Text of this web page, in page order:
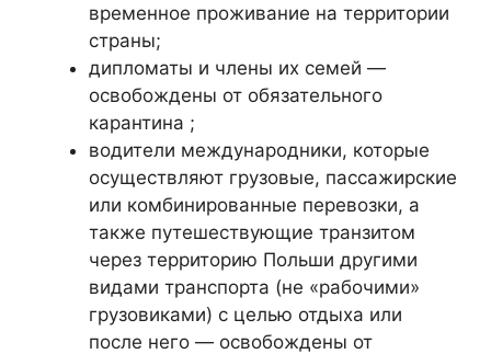
временное проживание на территории
страны;
дипломаты и члены их семей —
освобождены от обязательного
карантина ;
водители международники, которые
осуществляют грузовые, пассажирские
или комбинированные перевозки, а
также путешествующие транзитом
через территорию Польши другими
видами транспорта (не «рабочими»
грузовиками) с целью отдыха или
после него — освобождены от